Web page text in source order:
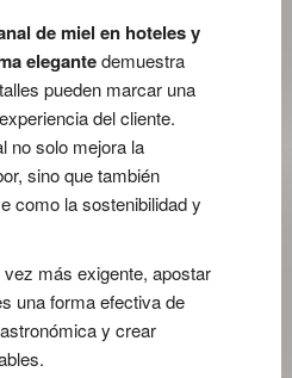
de miel en hoteles y
elegantedemuestra
pueden marcar una
del cliente.
no solo mejora la
sino que también
como la sostenibilidad y
más exigente, apostar
una forma efectiva de
y crear